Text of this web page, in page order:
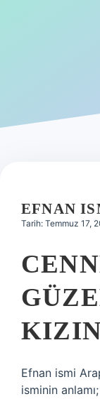
Hakkımızda
EFNAN
Tarih: Temmuz 17,
Efnan ismi
isminin